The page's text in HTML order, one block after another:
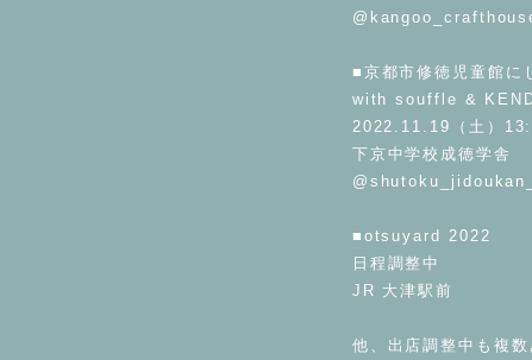
■京都市修徳児童館に
with souffle &
2022.11.19（土）
下京中学校成徳学舎
■otsuyard 2022
日程調整中
JR 大津駅前
他、出店調整中も複数